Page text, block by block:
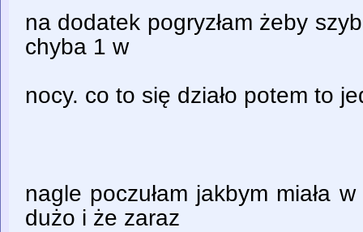
na dodatek pogryzłam żeby
chyba 1 w
nocy. co to się działo potem to
nagle poczułam jakbym miała
dużo i że zaraz